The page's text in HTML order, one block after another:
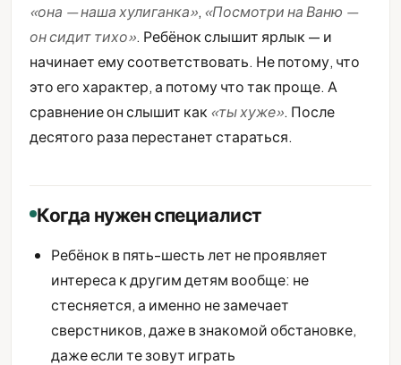
«она — наша хулиганка», «Посмотри на Ваню —
он сидит тихо». Ребёнок слышит ярлык — и
начинает ему соответствовать. Не потому, что
это его характер, а потому что так проще. А
сравнение он слышит как «ты хуже». После
десятого раза перестанет стараться.
Когда нужен специалист
Ребёнок в пять-шесть лет не проявляет
интереса к другим детям вообще: не
стесняется, а именно не замечает
сверстников, даже в знакомой обстановке,
даже если те зовут играть